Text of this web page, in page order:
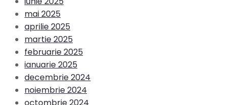
mai 2025
aprilie 2025
martie 2025
februarie 2025
ianuarie 2025
decembrie 2024
noiembrie 2024